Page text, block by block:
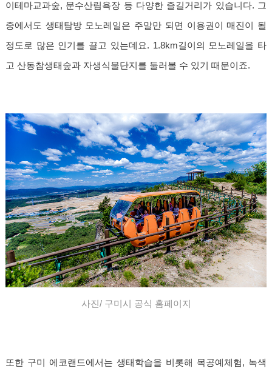
이테마교과숲, 문수산림욕장 등 다양한 즐길거리가 있습니다. 그
중에서도 생태탐방 모노레일은 주말만 되면 이용권이 매진이 될
정도로 많은 인기를 끌고 있는데요. 1.8km길이의 모노레일을 타
고 산동참생태숲과 자생식물단지를 둘러볼 수 있기 때문이죠.
사진 / 구미시 공식 홈페이지
또한 구미 에코랜드에서는 생태학습을 비롯해 목공예체험, 녹색